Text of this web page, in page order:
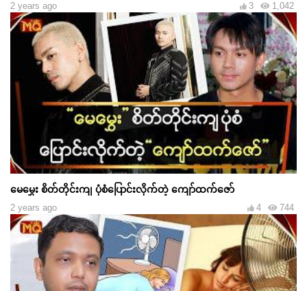
2 years ago 1,042
3
မေမွှေး စိတ်တိုင်းကျ ပုံစံပြောင်းလိုက်တဲ့ ကျော်ထက်ဇော်
2 years ago 744
4